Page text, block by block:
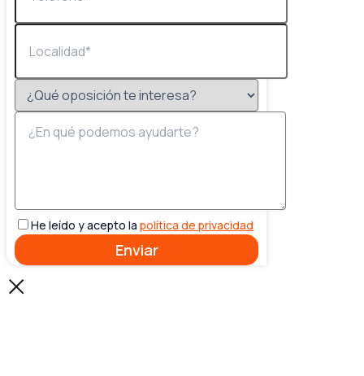
He leído y acepto la política de privacidad